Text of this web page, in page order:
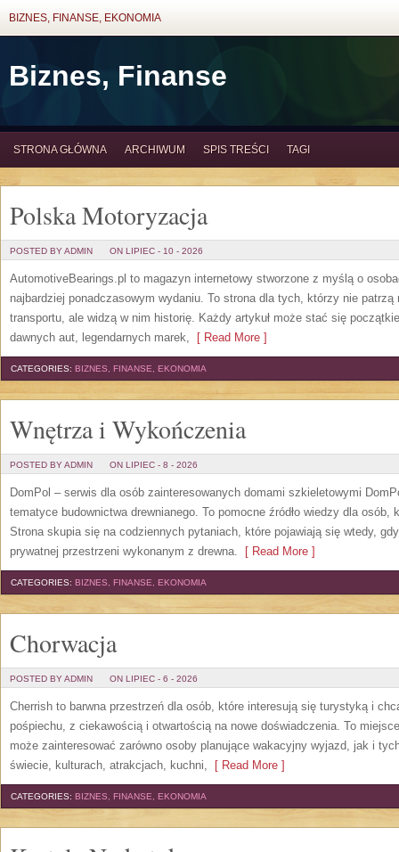
BIZNES, FINANSE, EKONOMIA
Biznes, Finanse
STRONA GŁÓWNA ARCHIWUM SPIS TREŚCI TAGI
Polska Motoryzacja
POSTED BY ADMIN ON LIPIEC - 10 - 2026
AutomotiveBearings.pl to magazyn internetowy stworzone z myślą o
najbardziej ponadczasowym wydaniu. To strona dla tych, którzy nie patrzą
transportu, ale widzą w nim historię. Każdy artykuł może stać się
dawnych aut, legendarnych marek, [ Read More ]
CATEGORIES: BIZNES, FINANSE, EKONOMIA
Wnętrza i Wykończenia
POSTED BY ADMIN ON LIPIEC - 8 - 2026
DomPol – serwis dla osób zainteresowanych domami szkieletowymi
tematyce budownictwa drewnianego. To pomocne źródło wiedzy dla
Strona skupia się na codziennych pytaniach, które pojawiają się wtedy,
prywatnej przestrzeni wykonanym z drewna. [ Read More ]
CATEGORIES: BIZNES, FINANSE, EKONOMIA
Chorwacja
POSTED BY ADMIN ON LIPIEC - 6 - 2026
Cherrish to barwna przestrzeń dla osób, które interesują się turystyką i
pośpiechu, z ciekawością i otwartością na nowe doświadczenia. To
może zainteresować zarówno osoby planujące wakacyjny wyjazd, jak i
świecie, kulturach, atrakcjach, kuchni, [ Read More ]
CATEGORIES: BIZNES, FINANSE, EKONOMIA